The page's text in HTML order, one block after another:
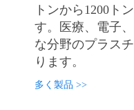
トンから1200ト
す。医療、電子
な分野のプラス
ります。
多く製品 >>